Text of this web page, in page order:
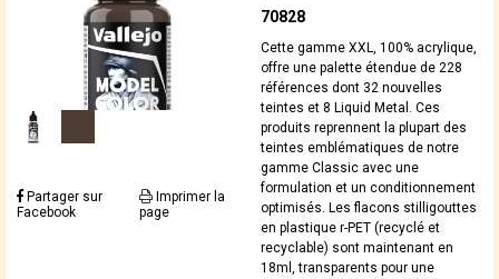
Techniques,
trucs et
astuces
Vidéos
Partager sur
Facebook
Imprimer la
page
70828
Cette gamme XXL, 100% acrylique,
offre une palette étendue de 228
références dont 32 nouvelles
teintes et 8 Liquid Metal. Ces
produits reprennent la plupart des
teintes emblématiques de notre
gamme Classic avec une
formulation et un conditionnement
optimisés. Les flacons stilligouttes
en plastique r-PET (recyclé et
recyclable) sont maintenant en
18ml, transparents pour une